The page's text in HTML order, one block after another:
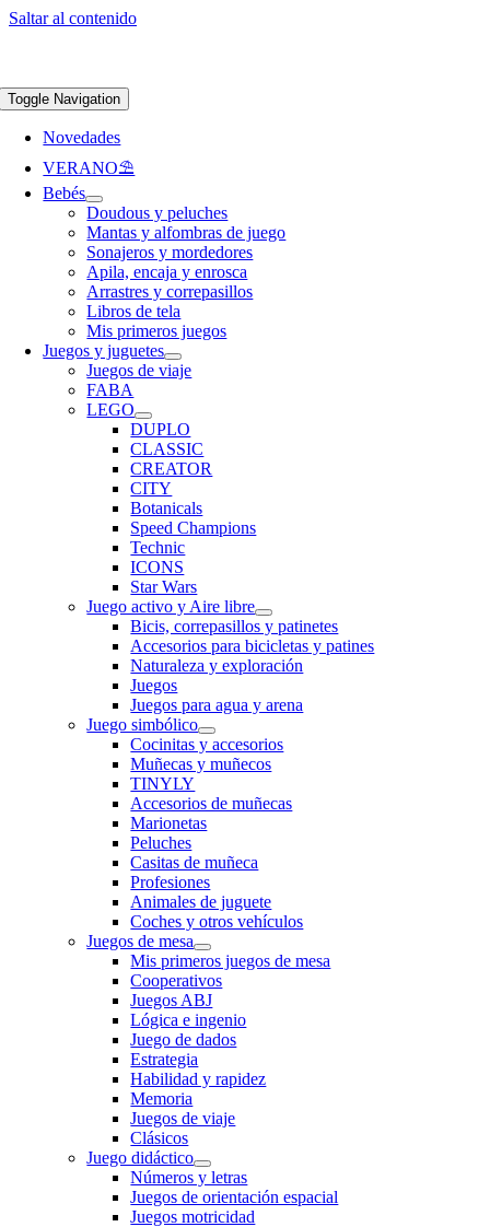
Saltar al contenido
Toggle Navigation
Novedades
VERANO⛱️​
Bebés
Doudous y peluches
Mantas y alfombras de juego
Sonajeros y mordedores
Apila, encaja y enrosca
Arrastres y correpasillos
Libros de tela
Mis primeros juegos
Juegos y juguetes
Juegos de viaje
FABA
LEGO
DUPLO
CLASSIC
CREATOR
CITY
Botanicals
Speed Champions
Technic
ICONS
Star Wars
Juego activo y Aire libre
Bicis, correpasillos y patinetes
Accesorios para bicicletas y patines
Naturaleza y exploración
Juegos
Juegos para agua y arena
Juego simbólico
Cocinitas y accesorios
Muñecas y muñecos
TINYLY
Accesorios de muñecas
Marionetas
Peluches
Casitas de muñeca
Profesiones
Animales de juguete
Coches y otros vehículos
Juegos de mesa
Mis primeros juegos de mesa
Cooperativos
Juegos ABJ
Lógica e ingenio
Juego de dados
Estrategia
Habilidad y rapidez
Memoria
Juegos de viaje
Clásicos
Juego didáctico
Números y letras
Juegos de orientación espacial
Juegos motricidad